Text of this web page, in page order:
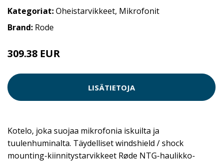
Kategoriat:Oheistarvikkeet, Mikrofonit
Brand: Rode
309.38 EUR
LISÄTIETOJA
Kotelo, joka suojaa mikrofonia iskuilta ja
tuulenhuminalta. Täydelliset windshield / shock
mounting-kiinnitystarvikkeet Røde NTG-haulikko-